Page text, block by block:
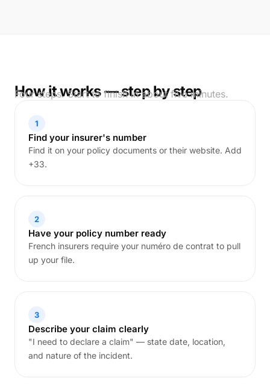
How it works — step by step
Four steps. Start to finish in about five minutes.
1
Find your insurer's number
Find it on your policy documents or their website. Add
+33.
2
Have your policy number ready
French insurers require your numéro de contrat to pull
up your file.
3
Describe your claim clearly
"I need to declare a claim" — state date, location,
and nature of the incident.